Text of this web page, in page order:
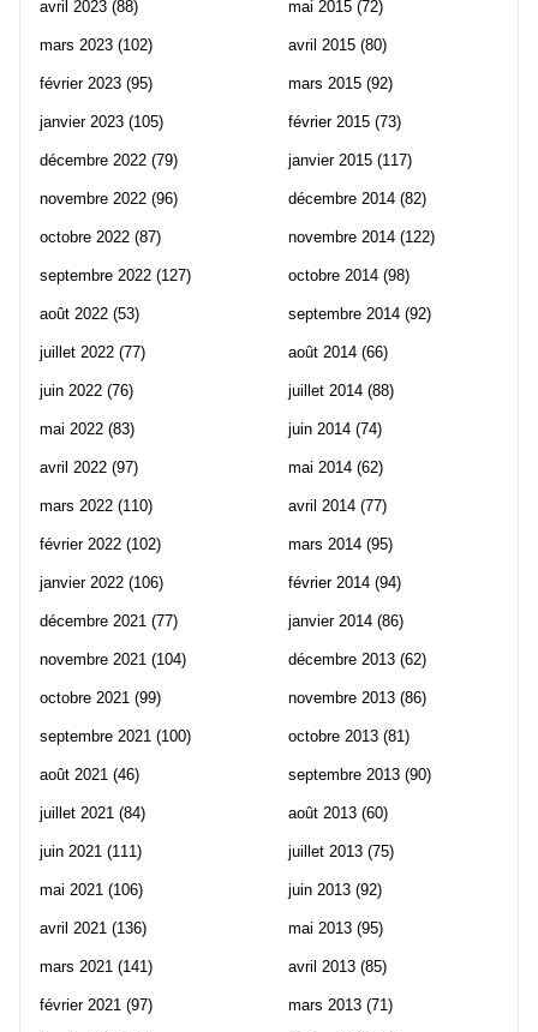
avril 2023 (88)
mars 2023 (102)
février 2023 (95)
janvier 2023 (105)
décembre 2022 (79)
novembre 2022 (96)
octobre 2022 (87)
septembre 2022 (127)
août 2022 (53)
juillet 2022 (77)
juin 2022 (76)
mai 2022 (83)
avril 2022 (97)
mars 2022 (110)
février 2022 (102)
janvier 2022 (106)
décembre 2021 (77)
novembre 2021 (104)
octobre 2021 (99)
septembre 2021 (100)
août 2021 (46)
juillet 2021 (84)
juin 2021 (111)
mai 2021 (106)
avril 2021 (136)
mars 2021 (141)
février 2021 (97)
mai 2015 (72)
avril 2015 (80)
mars 2015 (92)
février 2015 (73)
janvier 2015 (117)
décembre 2014 (82)
novembre 2014 (122)
octobre 2014 (98)
septembre 2014 (92)
août 2014 (66)
juillet 2014 (88)
juin 2014 (74)
mai 2014 (62)
avril 2014 (77)
mars 2014 (95)
février 2014 (94)
janvier 2014 (86)
décembre 2013 (62)
novembre 2013 (86)
octobre 2013 (81)
septembre 2013 (90)
août 2013 (60)
juillet 2013 (75)
juin 2013 (92)
mai 2013 (95)
avril 2013 (85)
mars 2013 (71)